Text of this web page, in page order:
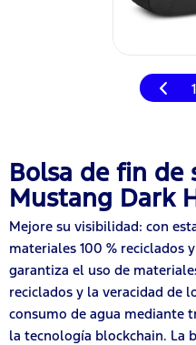
1
Bolsa de fin de
Mustang Dark
Mejore su visibilidad: con
materiales 100 % reciclados
garantiza el uso de
reciclados y la veracidad de
consumo de agua mediante
la tecnología blockchain. La